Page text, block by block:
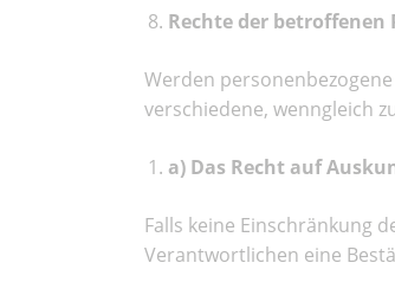
Rechte der betroffenen
Werden
verschiedene, wenngleich
a) Das Recht auf
Falls keine Einschränkung
Verantwortlichen eine